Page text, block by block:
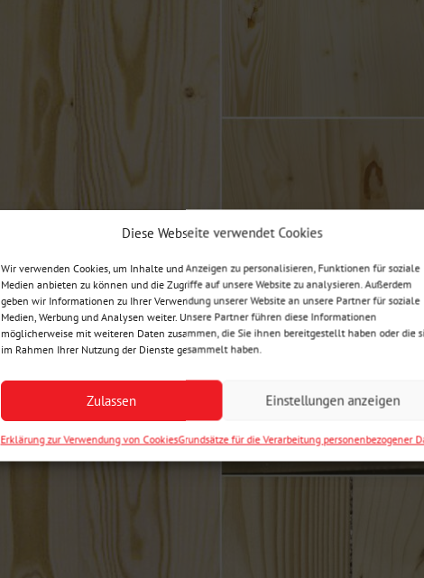
Diese Webseite verwendet Cookies
Wir verwenden Cookies, um Inhalte und Anzeigen zu personalisieren, Funktionen für soziale
Medien anbieten zu können und die Zugriffe auf unsere Website zu analysieren. Außerdem
geben wir Informationen zu Ihrer Verwendung unserer Website an unsere Partner für soziale
Medien, Werbung und Analysen weiter. Unsere Partner führen diese Informationen
möglicherweise mit weiteren Daten zusammen, die Sie ihnen bereitgestellt haben oder die
im Rahmen Ihrer Nutzung der Dienste gesammelt haben.
Zulassen Einstellungen anzeigen
Erklärung zur Verwendung von CookiesGrundsätze für die Verarbeitung personenbezogener